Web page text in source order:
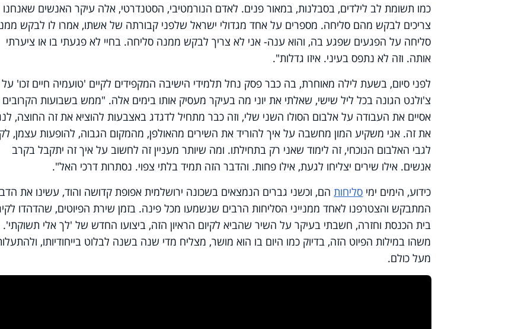
כמו תשומת לב לילדים, בסבלנות, במאור פנים. לאדם הנורמטיבי, הסטנדרטי, אלה עיקר האנשים שאנחנו
צריכים לבקש מהם סליחה. מספרים על אחד מגדולי ישראל שלפני קבורתה של אשתו, אמרו לו לבקש
סליחה על הפגעים שפגע בה, והוא ענה- אני לא צריך לבקש ממנה סליחה. בחיי לא פגעתי בו או ציערתי
אותה. וזה לא נתפס בעיני. איזו גדלות".
לפני סיום, בשעת לילה מאוחרת, בה כבר פסק נחל תלמידי הישיבה המקפידים לקיים 'טועמיה חיים זכו'
צ'ולנט הגונה בכל ליל שישי, שאלתי את יוני מה בעיקר מעסיק אותו בימים אלה. "ממש בשבועות
אסיים את העבודה על אלבום הסולו השני שלי, וזה כבר מתחיל לדגדג באצבעות להוציא את זה החוצה,
את זה. אני משקיע המון מחשבה על איך להוריד את השירים מהאולפן, מהמקום הגבוה, להופעות עצמן,
לגבי האלבום הנוכחי, זה לימוד שאני רק בתחילתו. ומה שיותר מעניין זה לחשוב על איך זה יתקבל בקרב
אנשים. אילו שירים יצליחו לגעת, אילו פחות. והדבר הזה תמיד בלתי צפוי. נסתרות דרכי האל".
כידוע, הימים ימי סליחותהם, וכשני גברים הנמצאים בשכונה ירושלמית אפופת קדושה והוד, עשינו את
המתבקש והצטרפנו לאחד ממנייני הסליחות הרבים שנשמעו מכל פינה. בזמן שירת הפיוטים, שהדהדו
בית הכנסת וחזרה, חשבתי בעיקר על השיר שהביא לקיום הראיון הזה, ביצועו החדש של 'לך אלי תשוקתי'.
משהו במילות הפיוט הזה, בדיוק כמו היום בו הוא מושר, מצליח מדי שנה בשנה לבלוט בייחודיותו,
מעל כולם.